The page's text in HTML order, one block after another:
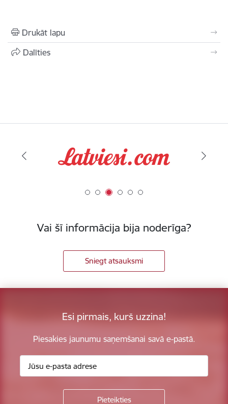
Drukāt lapu
Dalīties
Vai šī informācija bija noderīga?
Sniegt atsauksmi
Esi pirmais, kurš uzzina!
Piesakies jaunumu saņemšanai savā e-pastā.